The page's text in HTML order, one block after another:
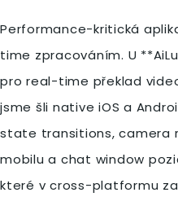
Performance-kritická
time zpracováním. U
pro real-time překlad
jsme šli native iOS a
state transitions, camera
mobilu a chat window
které v cross-platformu